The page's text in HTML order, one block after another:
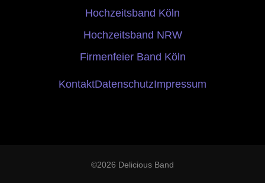
Hochzeitsband Köln
Hochzeitsband NRW
Firmenfeier Band Köln
KontaktDatenschutzImpressum
©2026 Delicious Band